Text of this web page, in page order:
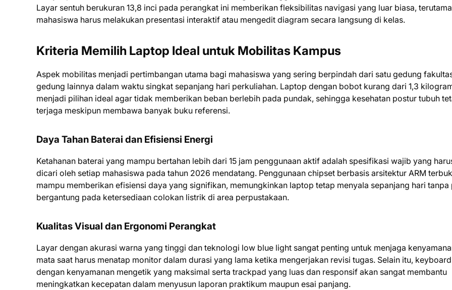
Layar sentuh berukuran 13,8 inci pada perangkat ini memberikan fleksibilitas navigasi yang luar biasa,
mahasiswa harus melakukan presentasi interaktif atau mengedit diagram secara langsung di kelas.
Kriteria Memilih Laptop Ideal untuk Mobilitas Kampus
Aspek mobilitas menjadi pertimbangan utama bagi mahasiswa yang sering berpindah dari satu gedung
gedung lainnya dalam waktu singkat sepanjang hari perkuliahan. Laptop dengan bobot kurang dari 1,3
menjadi pilihan ideal agar tidak memberikan beban berlebih pada pundak, sehingga kesehatan postur tubuh
terjaga meskipun membawa banyak buku referensi.
Daya Tahan Baterai dan Efisiensi Energi
Ketahanan baterai yang mampu bertahan lebih dari 15 jam penggunaan aktif adalah spesifikasi wajib yang
dicari oleh setiap mahasiswa pada tahun 2026 mendatang. Penggunaan chipset berbasis arsitektur ARM
mampu memberikan efisiensi daya yang signifikan, memungkinkan laptop tetap menyala sepanjang hari tanpa
bergantung pada ketersediaan colokan listrik di area perpustakaan.
Kualitas Visual dan Ergonomi Perangkat
Layar dengan akurasi warna yang tinggi dan teknologi low blue light sangat penting untuk menjaga
mata saat harus menatap monitor dalam durasi yang lama ketika mengerjakan revisi tugas. Selain itu, keyboard
dengan kenyamanan mengetik yang maksimal serta trackpad yang luas dan responsif akan sangat membantu
meningkatkan kecepatan dalam menyusun laporan praktikum maupun esai panjang.